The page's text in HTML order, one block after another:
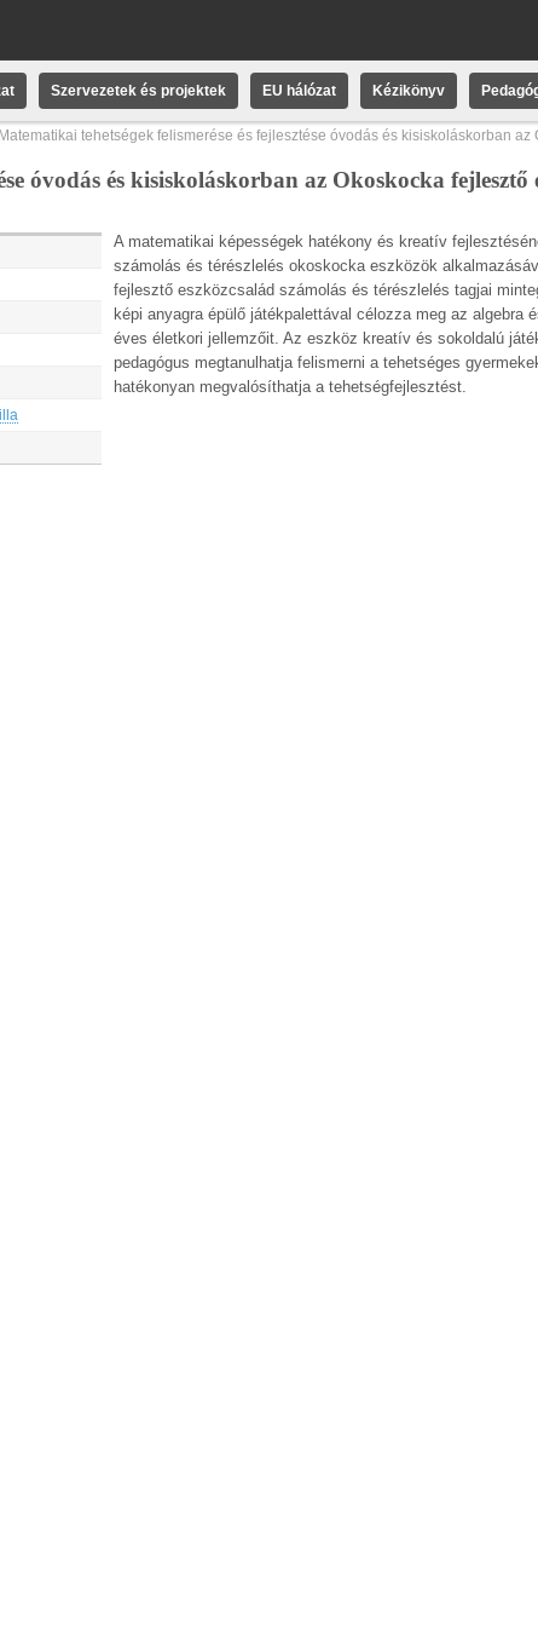
Szervezetek és projektek EU hálózat Kézikönyv
Matematikai tehetségek felismerése és fejlesztése óvodás és kisiskoláskorban az
óvodás és kisiskoláskorban az Okoskocka fejlesztő
A matematikai képességek hatékony és kreatív
számolás és térészlelés okoskocka eszközök
fejlesztő eszközcsalád számolás és térészlelés tagjai
képi anyagra épülő játékpalettával célozza meg az algebra
éves életkori jellemzőit. Az eszköz kreatív és sokoldalú
pedagógus megtanulhatja felismerni a tehetséges
hatékonyan megvalósíthatja a tehetségfejlesztést.